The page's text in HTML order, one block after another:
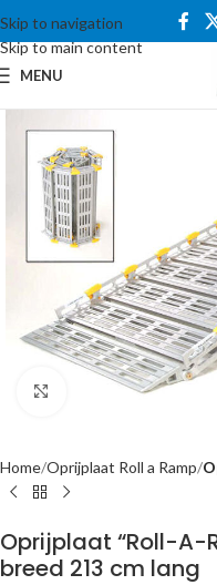
Skip to navigation
Skip to main content
MENU
Click to enlarge
Home Oprijplaat Roll a Ramp
Oprijplaat “Roll-A-
breed 213 cm lang